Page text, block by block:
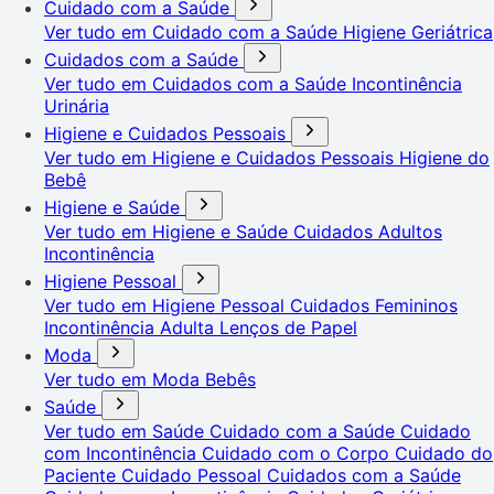
Cuidado com a Saúde
Ver tudo em Cuidado com a Saúde Higiene Geriátrica
Cuidados com a Saúde
Ver tudo em Cuidados com a Saúde Incontinência
Urinária
Higiene e Cuidados Pessoais
Ver tudo em Higiene e Cuidados Pessoais Higiene do
Bebê
Higiene e Saúde
Ver tudo em Higiene e Saúde Cuidados Adultos
Incontinência
Higiene Pessoal
Ver tudo em Higiene Pessoal Cuidados Femininos
Incontinência Adulta Lenços de Papel
Moda
Ver tudo em Moda Bebês
Saúde
Ver tudo em Saúde Cuidado com a Saúde Cuidado
com Incontinência Cuidado com o Corpo Cuidado do
Paciente Cuidado Pessoal Cuidados com a Saúde